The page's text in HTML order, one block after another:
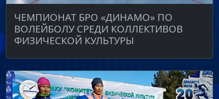
ЧЕМПИОНАТ БРО «ДИНАМО» ПО
ВОЛЕЙБОЛУ СРЕДИ КОЛЛЕКТИВОВ
ФИЗИЧЕСКОЙ КУЛЬТУРЫ